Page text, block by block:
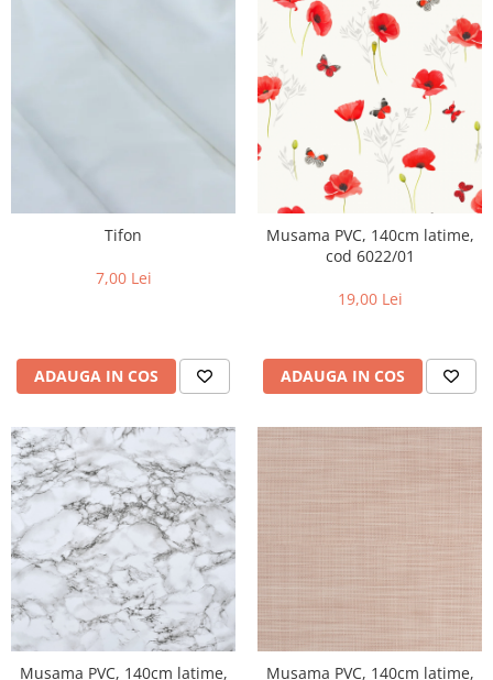
Tifon
7,00 Lei
ADAUGA IN COS
Musama PVC, 140cm latime,
cod 6022/01
19,00 Lei
ADAUGA IN COS
Musama PVC, 140cm latime, Musama PVC, 140cm latime,